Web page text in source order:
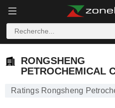
RONGSHENG
PETROCHEMICAL
Ratings Rongsheng